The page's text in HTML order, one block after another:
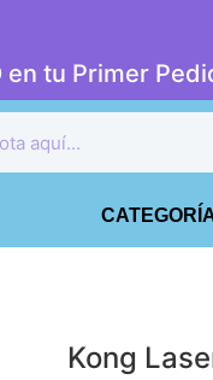
en tu Primer
Kong